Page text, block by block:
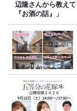
辺隆さんから教えて
『お酒の話』」